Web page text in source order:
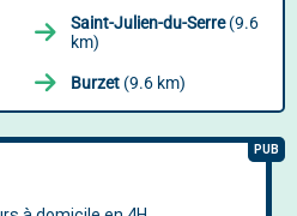
Saint-Julien-du-Serre(9.6
km)
Burzet (9.6 km)